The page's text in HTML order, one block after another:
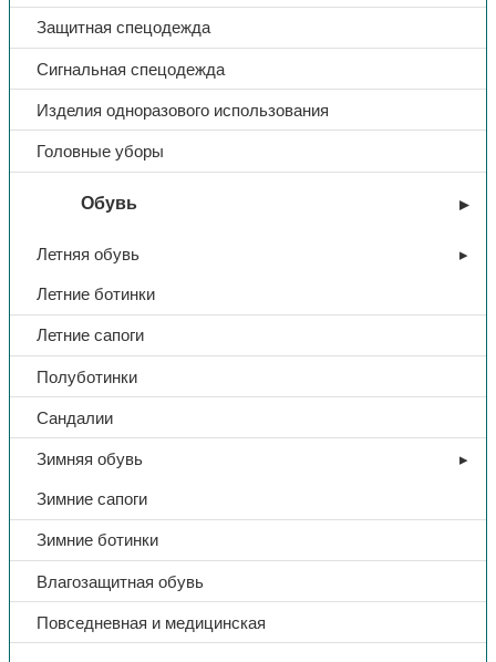
Защитная спецодежда
Сигнальная спецодежда
Изделия одноразового использования
Головные уборы
Обувь
Летняя обувь
Летние ботинки
Летние сапоги
Полуботинки
Сандалии
Зимняя обувь
Зимние сапоги
Зимние ботинки
Влагозащитная обувь
Повседневная и медицинская
Доп. информация
Тип
Характеристики 55*95, п/п, зеленый